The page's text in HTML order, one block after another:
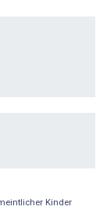
Kinder